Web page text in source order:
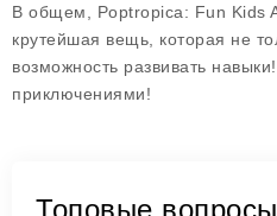
В общем, Poptropica: Fun Kids
крутейшая вещь, которая не
возможность развивать
приключениями!
Топовые